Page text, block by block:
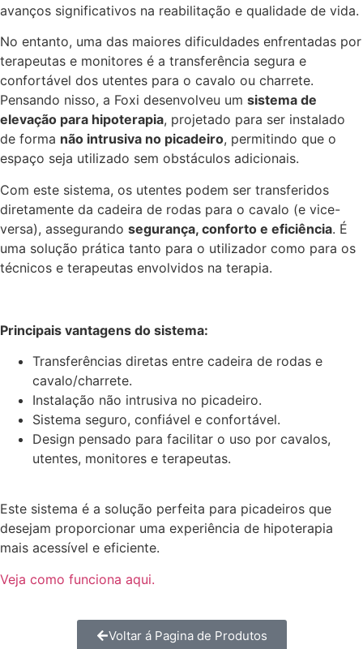
avanços significativos na reabilitação e qualidade de vida.
No entanto, uma das maiores dificuldades enfrentadas por
terapeutas e monitores é a transferência segura e
confortável dos utentes para o cavalo ou charrete.
Pensando nisso, a Foxi desenvolveu um sistema de
elevação para hipoterapia, projetado para ser instalado
de forma não intrusiva no picadeiro, permitindo que o
espaço seja utilizado sem obstáculos adicionais.
Com este sistema, os utentes podem ser transferidos
diretamente da cadeira de rodas para o cavalo (e vice-
versa), assegurando segurança, conforto e eficiência. É
uma solução prática tanto para o utilizador como para os
técnicos e terapeutas envolvidos na terapia.
Principais vantagens do sistema:
Transferências diretas entre cadeira de rodas e
cavalo/charrete.
Instalação não intrusiva no picadeiro.
Sistema seguro, confiável e confortável.
Design pensado para facilitar o uso por cavalos,
utentes, monitores e terapeutas.
Este sistema é a solução perfeita para picadeiros que
desejam proporcionar uma experiência de hipoterapia
mais acessível e eficiente.
Veja como funciona aqui.
Voltar á Pagina de Produtos